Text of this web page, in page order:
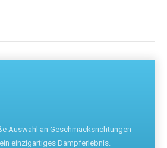
Auswahl an Geschmacksrichtungen
einzigartiges Dampferlebnis.